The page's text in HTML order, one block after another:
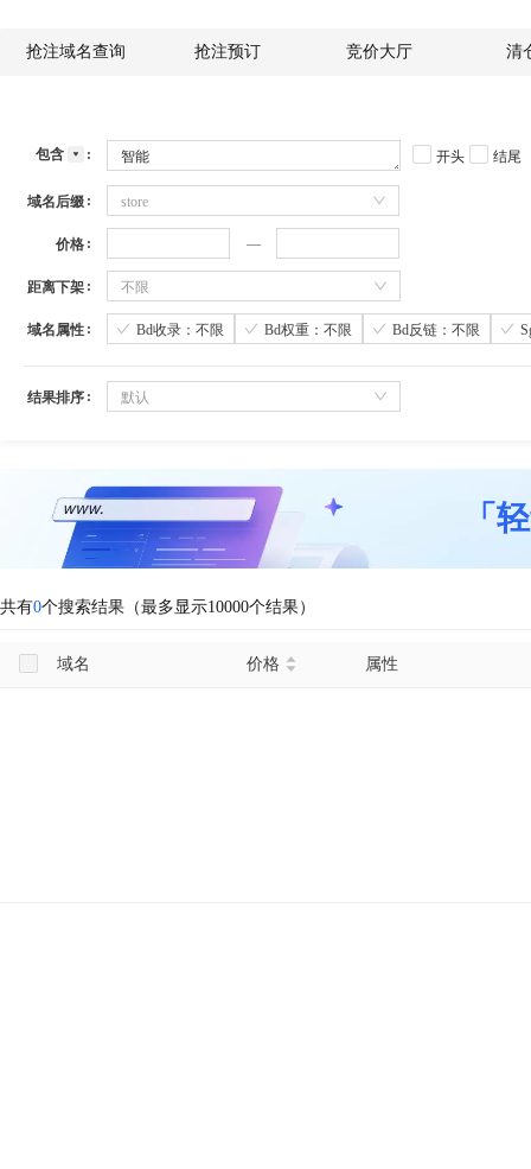
抢注域名查询 抢注预订 竞价大厅 清
包含 开头 结尾
域名后缀 store
价格
距离下架 不限
域名属性 Bd收录：不限 Bd权重：不限 Bd反链：不限
结果排序 默认
「
共有0个搜索结果（最多显示10000个结果）
域名 价格 属性